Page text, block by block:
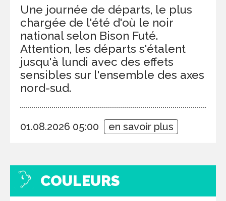
Une journée de départs, le plus
chargée de l'été d'où le noir
national selon Bison Futé.
Attention, les départs s'étalent
jusqu'à lundi avec des effets
sensibles sur l'ensemble des axes
nord-sud.
01.08.2026 05:00 en savoir plus
COULEURS